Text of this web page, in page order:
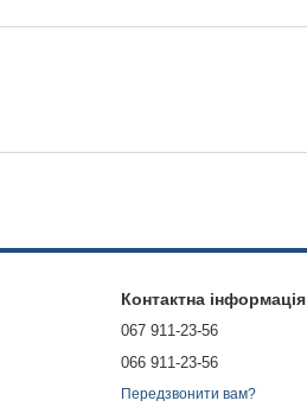
Контактна інформація
067 911-23-56
066 911-23-56
Передзвонити вам?